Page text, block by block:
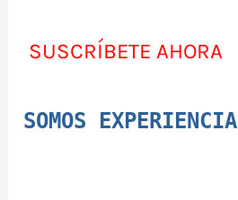
SUSCRÍBETE AHORA
SOMOS EXPERIENCIA